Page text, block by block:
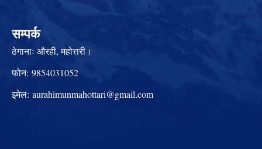
सम्पर्क
ठेगानाः औरही, महोत्तरी।
फोन: 9854031052
इमेल: aurahimunmahottari@gmail.com